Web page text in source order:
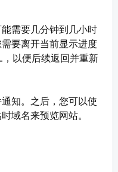
需要几分钟到几小时
要离开当前显示进度
以便后续返回并重新
知。之后，您可以使
域名来预览网站。